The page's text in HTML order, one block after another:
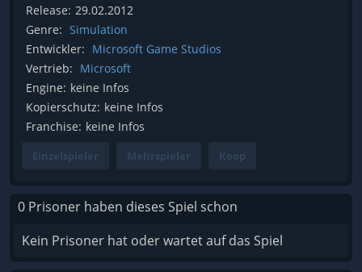
Release: 29.02.2012
Genre: Simulation
Entwickler: Microsoft Game Studios
Vertrieb: Microsoft
Engine: keine Infos
Kopierschutz: keine Infos
Franchise: keine Infos
Einzelspieler Mehrspieler Koop
0 Prisoner haben dieses Spiel schon
Kein Prisoner hat oder wartet auf das Spiel